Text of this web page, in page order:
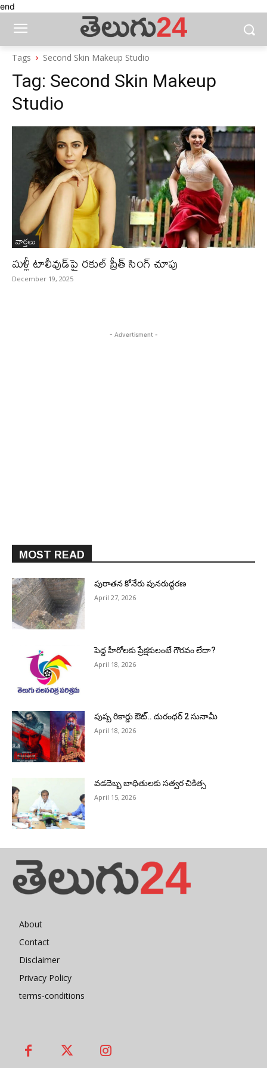
end
Tags Second Skin Makeup Studio
Tag: Second Skin Makeup
Studio
వార్తలు
మళ్లీ టాలీవుడ్‌పై రకుల్ ప్రీత్ సింగ్ చూపు
December 19, 2025
- Advertisment -
MOST READ
పురాత‌న కోనేరు పున‌రుద్ధ‌ర‌ణ
April 27, 2026
పెద్ద హీరోల‌కు ప్రేక్ష‌కులంటే గౌర‌వం లేదా?
April 18, 2026
పుష్ప రికార్డు ఔట్‌.. దురంధ‌ర్ 2 సునామీ
April 18, 2026
వడదెబ్బ బాధితులకు సత్వర చికిత్స
April 15, 2026
About
Contact
Disclaimer
Privacy Policy
terms-conditions